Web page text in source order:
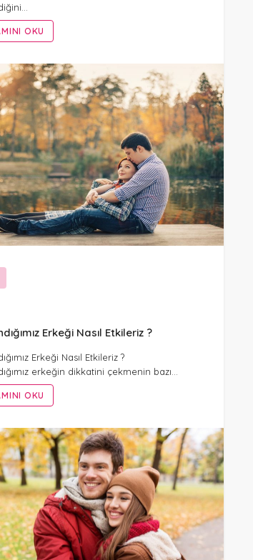
OKU
Erkeği Nasıl Etkileriz ?
Erkeği Nasıl Etkileriz ?
erkeğin dikkatini çekmenin bazı…
OKU